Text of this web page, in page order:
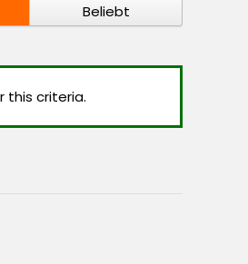
Beliebt
this criteria.